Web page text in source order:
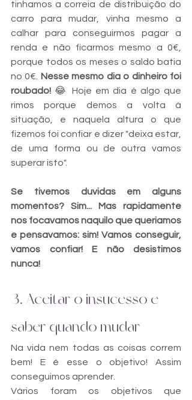
tinhamos a correia de distribuição do
carro para mudar, vinha mesmo a
calhar para conseguirmos pagar a
renda e não ficarmos mesmo a 0€,
porque todos os meses o saldo batia
no 0€. Nesse mesmo dia o dinheiro foi
roubado! 😂 Hoje em dia é algo que
rimos porque demos a volta á
situação, e naquela altura o que
fizemos foi confiar e dizer "deixa estar,
de uma forma ou de outra vamos
superar isto".
Se tivemos duvidas em alguns
momentos? Sim... Mas rapidamente
nos focavamos naquilo que queriamos
e pensavamos: sim! Vamos conseguir,
vamos confiar! E não desistimos
nunca!
3. Aceitar o insucesso e
saber quando mudar
Na vida nem todas as coisas correm
bem! E é esse o objetivo! Assim
conseguimos aprender.
Vários foram os objetivos que